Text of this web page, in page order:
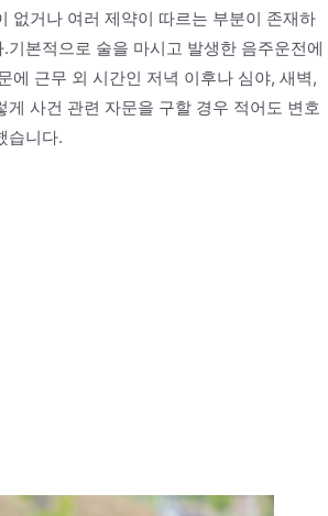
없거나 여러 제약이 따르는 부분이 존재하
본적으로 술을 마시고 발생한 음주운전에
에 근무 외 시간인 저녁 이후나 심야, 새벽,
사건 관련 자문을 구할 경우 적어도 변호
습니다.